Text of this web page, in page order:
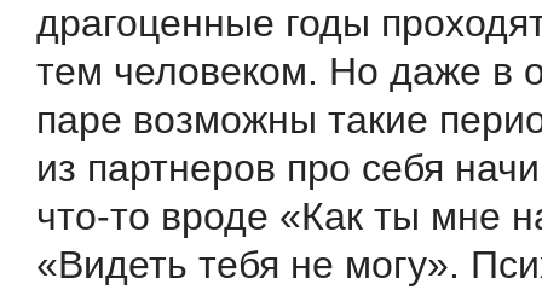
драгоценные годы
тем человеком. Но даже в
паре возможны такие
из партнеров про себя
что-то вроде «Как ты мне
«Видеть тебя не могу».